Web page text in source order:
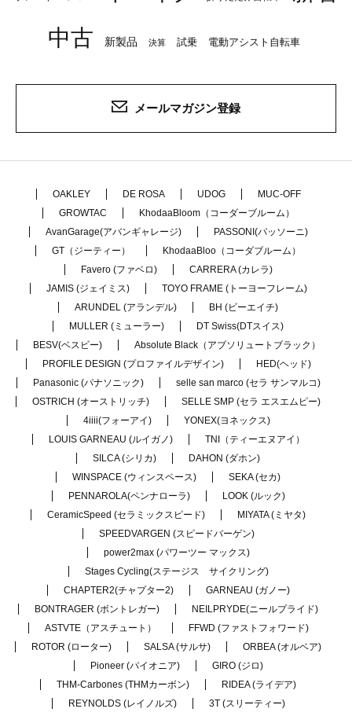
中古
新製品 決算 試乗 電動アシスト自転車
メールマガジン登録
OAKLEY DE ROSA UDOG
MUC-OFF
GROWTAC
KhodaaBloom（コーダーブルーム）
AvanGarage(アバンギャレージ)
PASSONI(パッソーニ)
GT（ジーティー）
KhodaaBloo（コーダブルーム）
Favero (ファベロ)
CARRERA (カレラ)
JAMIS (ジェイミス)
TOYO FRAME (トーヨーフレーム)
ARUNDEL (アランデル)
BH (ビーエイチ)
MULLER (ミューラー)
DT Swiss(DTスイス)
BESV(ベスビー)
Absolute Black（アブソリュートブラック）
PROFILE DESIGN (プロファイルデザイン)
HED(ヘッド)
Panasonic (パナソニック)
selle san marco (セラ サンマルコ)
OSTRICH (オーストリッチ)
SELLE SMP (セラ エスエムピー)
4iiii(フォーアイ)
YONEX(ヨネックス)
LOUIS GARNEAU (ルイガノ)
TNI（ティーエヌアイ）
SILCA (シリカ)
DAHON (ダホン)
WINSPACE (ウィンスペース)
SEKA (セカ)
PENNAROLA(ペンナローラ)
LOOK (ルック)
CeramicSpeed (セラミックスピード)
MIYATA (ミヤタ)
SPEEDVARGEN (スピードバーゲン)
power2max (パワーツー マックス)
Stages Cycling(ステージス サイクリング)
CHAPTER2(チャプター2)
GARNEAU (ガノー)
BONTRAGER (ボントレガー)
NEILPRYDE(ニールプライド)
ASTVTE（アスチュート）
FFWD (ファストフォワード)
ROTOR (ローター)
SALSA (サルサ)
ORBEA (オルベア)
Pioneer (パイオニア)
GIRO (ジロ)
THM-Carbones (THMカーボン)
RIDEA (ライデア)
REYNOLDS (レイノルズ)
3T (スリーティー)